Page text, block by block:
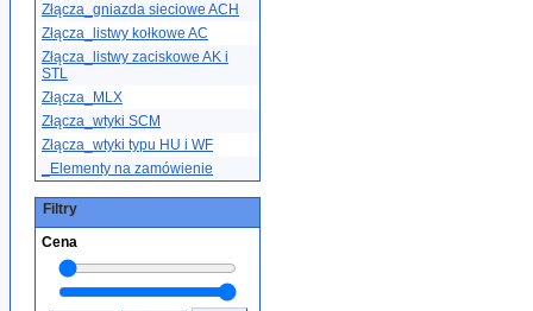
Złącza_gniazda sieciowe ACH
Złącza_listwy kołkowe AC
Złącza_listwy zaciskowe AK i
STL
Złącza_MLX
Złącza_wtyki SCM
Złącza_wtyki typu HU i WF
_Elementy na zamówienie
Filtry
Cena